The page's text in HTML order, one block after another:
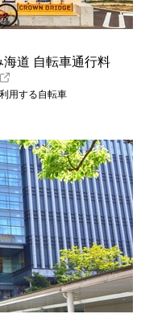
道 自転車通行料
用する自転車